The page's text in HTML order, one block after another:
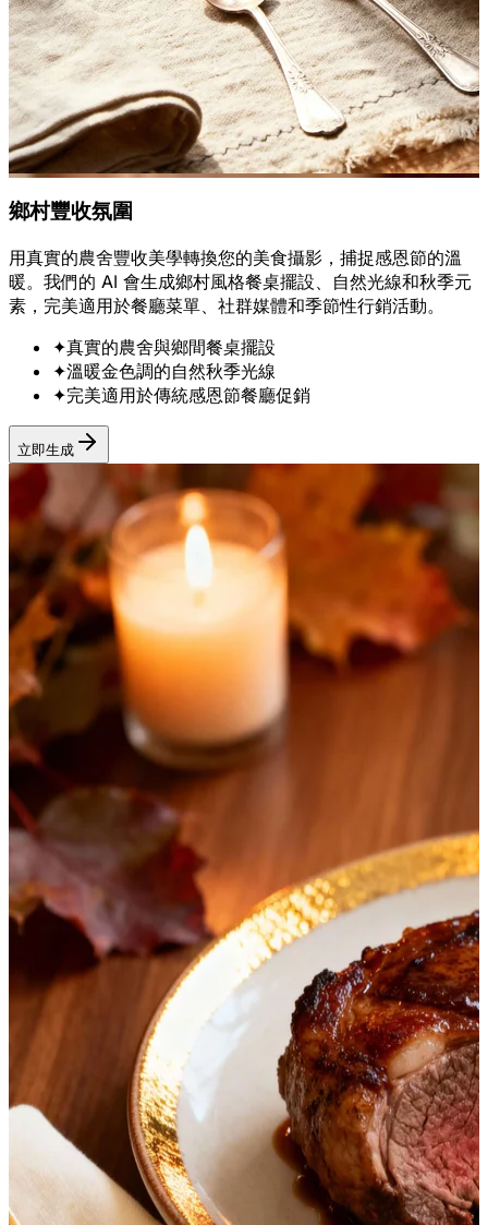
鄉村豐收氛圍
用真實的農舍豐收美學轉換您的美食攝影，捕捉感恩節的溫
暖。我們的 AI 會生成鄉村風格餐桌擺設、自然光線和秋季元
素，完美適用於餐廳菜單、社群媒體和季節性行銷活動。
✦真實的農舍與鄉間餐桌擺設
✦溫暖金色調的自然秋季光線
✦完美適用於傳統感恩節餐廳促銷
立即生成